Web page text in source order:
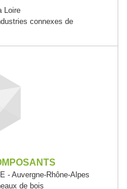
Loire
connexes de
- Auvergne-Rhône-Alpes
de bois